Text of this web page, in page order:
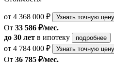
от 4 368 000 ₽ Узнать точную цену
От 33 586 ₽/мес.
до 30 лет в ипотеку подробнее
от 4 784 000 ₽ Узнать точную цену
От 36 785 ₽/мес.